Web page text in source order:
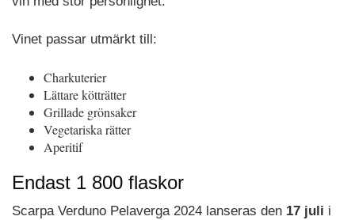
Vinet passar utmärkt till:
Charkuterier
Lättare kötträtter
Grillade grönsaker
Vegetariska rätter
Aperitif
Endast 1 800 flaskor
Scarpa Verduno Pelaverga 2024 lanseras den 17 juli i